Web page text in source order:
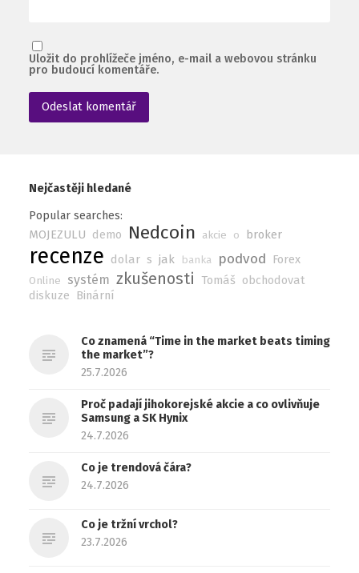
Uložit do prohlížeče jméno, e-mail a webovou stránku
pro budoucí komentáře.
Nejčastěji hledané
Popular searches:
MOJEZULU demo Nedcoin akcie o broker
recenze dolar s jak banka podvod Forex
Online systém zkušenosti Tomáš obchodovat
diskuze
Binární
Co znamená “Time in the market beats timing
the market”?
25.7.2026
Proč padají jihokorejské akcie a co ovlivňuje
Samsung a SK Hynix
24.7.2026
Co je trendová čára?
24.7.2026
Co je tržní vrchol?
23.7.2026